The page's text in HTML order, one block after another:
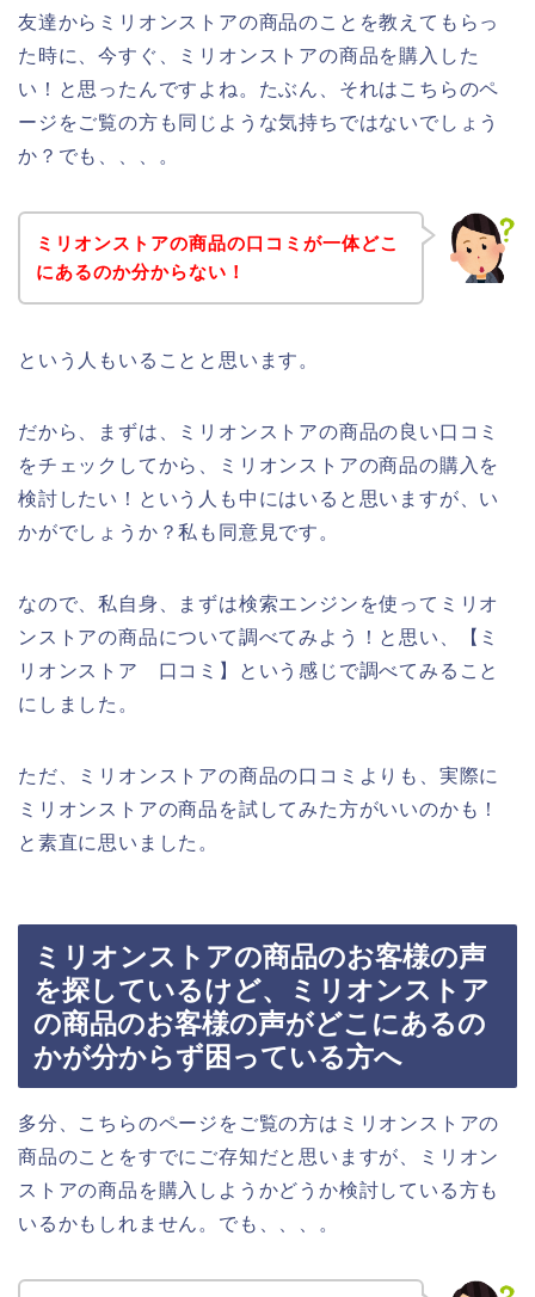
友達からミリオンストアの商品のことを教えてもらっ
た時に、今すぐ、ミリオンストアの商品を購入した
い！と思ったんですよね。たぶん、それはこちらのペ
ージをご覧の方も同じような気持ちではないでしょう
か？でも、、、。
ミリオンストアの商品の口コミが一体どこ
にあるのか分からない！
という人もいることと思います。
だから、まずは、ミリオンストアの商品の良い口コミ
をチェックしてから、ミリオンストアの商品の購入を
検討したい！という人も中にはいると思いますが、い
かがでしょうか？私も同意見です。
なので、私自身、まずは検索エンジンを使ってミリオ
ンストアの商品について調べてみよう！と思い、【ミ
リオンストア 口コミ】という感じで調べてみること
にしました。
ただ、ミリオンストアの商品の口コミよりも、実際に
ミリオンストアの商品を試してみた方がいいのかも！
と素直に思いました。
ミリオンストアの商品のお客様の声
を探しているけど、ミリオンストア
の商品のお客様の声がどこにあるの
かが分からず困っている方へ
多分、こちらのページをご覧の方はミリオンストアの
商品のことをすでにご存知だと思いますが、ミリオン
ストアの商品を購入しようかどうか検討している方も
いるかもしれません。でも、、、。